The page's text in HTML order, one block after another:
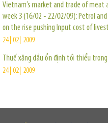
Vietnam’s market and trade of meat
week 3 (16/02 - 22/02/09): Petrol
on the rise pushing Input cost of
24 | 02 | 2009
Thuế xăng dầu ổn định tối thiểu
24 | 02 | 2009